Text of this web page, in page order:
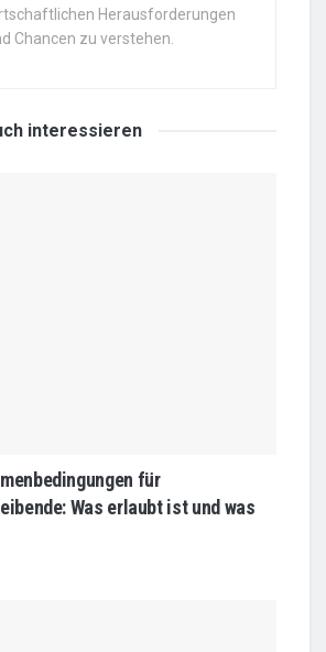
Herausforderungen
Chancen zu verstehen.
interessieren
für
Was erlaubt ist und was